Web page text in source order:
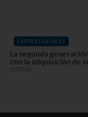
EMPRESARIALES
La segunda
con la adquisición de
21/07/26